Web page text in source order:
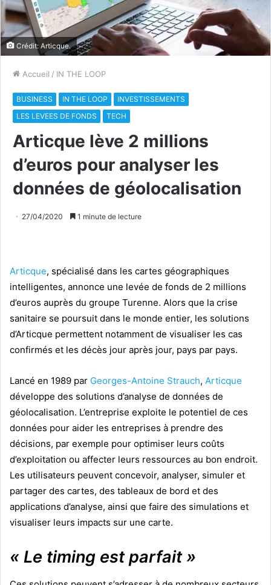
Crédit: Articque.
Accueil / IN THE LOOP
BUSINESS IN THE LOOP
INVESTISSEMENTS
LES LEVEES DE FONDS
TECH
Articque lève 2 millions
d’euros pour analyser les
données de géolocalisation
27/04/2020 1 minute de lecture
Articque, spécialisé dans les cartes géographiques
intelligentes, annonce une levée de fonds de 2 millions
d’euros auprès du groupe Turenne. Alors que la crise
sanitaire se poursuit dans le monde entier, les solutions
d’Articque permettent notamment de visualiser les cas
confirmés et les décès jour après jour, pays par pays.
Lancé en 1989 par Georges-Antoine Strauch, Articque
développe des solutions d’analyse de données de
géolocalisation. L’entreprise exploite le potentiel de ces
données pour aider les entreprises à prendre des
décisions, par exemple pour optimiser leurs coûts
d’exploitation ou affecter leurs ressources au bon endroit.
Les utilisateurs peuvent concevoir, analyser, simuler et
partager des cartes, des tableaux de bord et des
applications d’analyse, ainsi que faire des simulations et
visualiser leurs impacts sur une carte.
« Le timing est parfait »